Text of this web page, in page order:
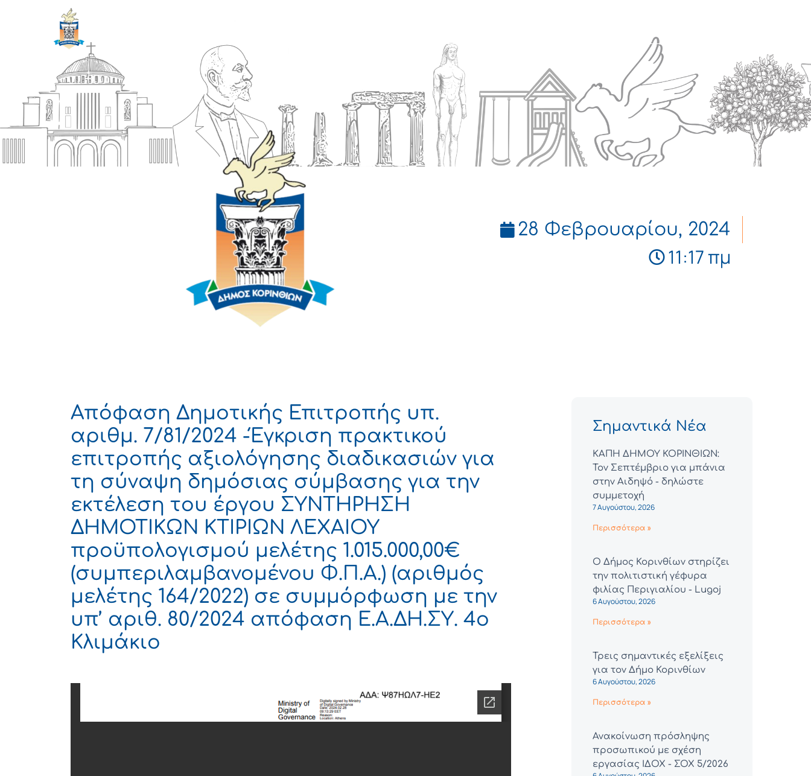
28 Φεβρουαρίου, 2024
11:17 πμ
Απόφαση Δημοτικής Επιτροπής υπ.
αριθμ. 7/81/2024 -Έγκριση πρακτικού
επιτροπής αξιολόγησης διαδικασιών για
τη σύναψη δημόσιας σύμβασης για την
εκτέλεση του έργου ΣΥΝΤΗΡΗΣΗ
ΔΗΜΟΤΙΚΩΝ ΚΤΙΡΙΩΝ ΛΕΧΑΙΟΥ
προϋπολογισμού μελέτης 1.015.000,00€
(συμπεριλαμβανομένου Φ.Π.Α.) (αριθμός
μελέτης 164/2022) σε συμμόρφωση με την
υπ’ αριθ. 80/2024 απόφαση Ε.Α.ΔΗ.ΣΥ. 4ο
Κλιμάκιο
Σημαντικά Νέα
ΚΑΠΗ ΔΗΜΟΥ ΚΟΡΙΝΘΙΩΝ:
Τον Σεπτέμβριο για μπάνια
στην Αιδηψό - δηλώστε
συμμετοχή
7 Αυγούστου, 2026
Περισσότερα »
Ο Δήμος Κορινθίων στηρίζει
την πολιτιστική γέφυρα
φιλίας Περιγιαλίου - Lugoj
6 Αυγούστου, 2026
Περισσότερα »
Τρεις σημαντικές εξελίξεις
για τον Δήμο Κορινθίων
6 Αυγούστου, 2026
Περισσότερα »
Ανακοίνωση πρόσληψης
προσωπικού με σχέση
εργασίας ΙΔΟΧ - ΣΟΧ 5/2026